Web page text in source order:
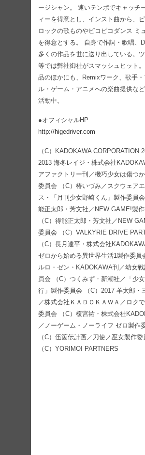
ージシャン。 速いテンポでキャッチ
ィーを得意とし、インスト曲から、
ロックの歌ものやピコピコダンス ミ
を得意とする。 自身で作詞・歌唱、
多くの作品を世に送り出している。
等では弊社御社がスマッシュヒット
品のほかにも、Remixワーク、歌手
ル・ゲーム・アニメへの楽曲提供など
活動中。
●オフィシャルHP
http://higedriver.com
（C）KADOKAWA CORPORATION
2013 海冬レイジ・株式会社
アファクトリー刊／機巧少女は傷つ
委員会 （C）椿いづみ／スクウェア
ス・「月刊少女野崎くん」製作委員
能正太郎・芳文社／NEW GAME!製
（C）得能正太郎・芳文社／NEW
委員会 （C）VALKYRIE DRIVE
（C）長月達平・株式会社
ゼロから始める異世界生活1製作委員
ルロ・ゼン・KADOKAWA刊／幼女
員会 （C）つくみず・新潮社／「少
行」製作委員会 （C）2017 羊太郎・
／株式会社ＫＡＤＯＫＡＷＡ／ロク
委員会 （C）榎宮祐・株式会社
／ノーゲーム・ノーライフ ゼロ製作
（C）伍箇伝計画／刀使ノ巫女製作委
（C）YORIMOI PARTNERS